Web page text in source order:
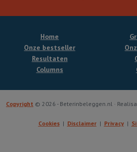
Home
Onze bestseller
Resultaten
Columns
Copyright © 2026 - Beterinbeleggen.nl ·
Cookies Disclaimer Privacy